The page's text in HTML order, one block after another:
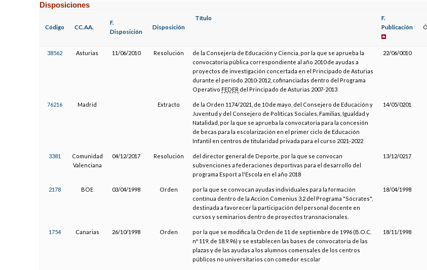
Disposiciones
Código CC.AA.
F.
Disposición
Disposición
Título
F.
Publicación
38562 Asturias 11/06/2010 Resolución
de la Consejería de Educación y Ciencia, por la que se aprueba la
convocatoria pública correspondiente al año 2010 de ayudas a
proyectos de investigación concertada en el Principado de Asturias
durante el período 2010-2012, cofinanciadas dentro del Programa
Operativo FEDER del Principado de Asturias 2007-2013
22/06/0010
76216 Madrid Extracto
de la Orden 1174/2021, de 10 de mayo, del Consejero de Educación y
Juventud y del Consejero de Políticas Sociales, Familias, Igualdad y
Natalidad, por la que se aprueba la convocatoria para la concesión
de becas para la escolarización en el primer ciclo de Educación
Infantil en centros de titularidad privada para el curso 2021-2022
14/05/0201
3381
Comunidad
Valenciana
04/12/2017 Resolución
del director general de Deporte, por la que se convocan
subvenciones a federaciones deportivas para el desarrollo del
programa Esport a l'Escola en el año 2018
13/12/0217
2178 BOE 03/04/1998 Orden
por la que se convocan ayudas individuales para la formación
contínua dentro de la Acción Comenius 3.2 del Programa "Sócrates",
destinada a favorecer la participación del personal docente en
cursos y seminarios dentro de proyectos transnacionales.
18/04/1998
1754 Canarias 26/10/1998 Orden
por la que se modifica la Orden de 11 de septiembre de 1996 (B.O.C.
nº 119, de 18.9.96) y se establecen las bases de convocatoria de las
plazas y de las ayudas a los alumnos comensales de los centros
públicos no universitarios con comedor escolar
18/11/1998